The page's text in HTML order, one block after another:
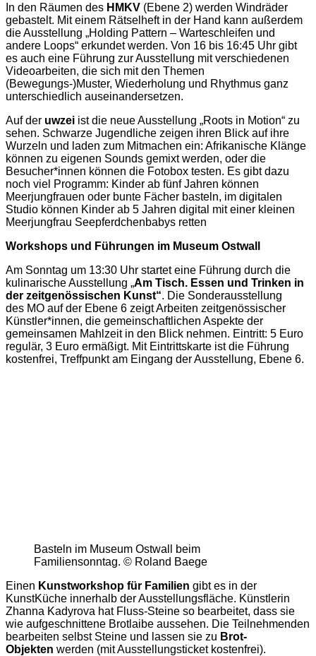
In den Räumen des HMKV (Ebene 2) werden Windräder
gebastelt. Mit einem Rätselheft in der Hand kann außerdem
die Ausstellung „Holding Pattern – Warteschleifen und
andere Loops“ erkundet werden. Von 16 bis 16:45 Uhr gibt
es auch eine Führung zur Ausstellung mit verschiedenen
Videoarbeiten, die sich mit den Themen
(Bewegungs-)Muster, Wiederholung und Rhythmus ganz
unterschiedlich auseinandersetzen.
Auf der uwzei ist die neue Ausstellung „Roots in Motion“ zu
sehen. Schwarze Jugendliche zeigen ihren Blick auf ihre
Wurzeln und laden zum Mitmachen ein: Afrikanische Klänge
können zu eigenen Sounds gemixt werden, oder die
Besucher*innen können die Fotobox testen. Es gibt dazu
noch viel Programm: Kinder ab fünf Jahren können
Meerjungfrauen oder bunte Fächer basteln, im digitalen
Studio können Kinder ab 5 Jahren digital mit einer kleinen
Meerjungfrau Seepferdchenbabys retten
Workshops und Führungen im Museum Ostwall
Am Sonntag um 13:30 Uhr startet eine Führung durch die
kulinarische Ausstellung „Am Tisch. Essen und Trinken in
der zeitgenössischen Kunst“. Die Sonderausstellung
des MO auf der Ebene 6 zeigt Arbeiten zeitgenössischer
Künstler*innen, die gemeinschaftlichen Aspekte der
gemeinsamen Mahlzeit in den Blick nehmen. Eintritt: 5 Euro
regulär, 3 Euro ermäßigt. Mit Eintrittskarte ist die Führung
kostenfrei, Treffpunkt am Eingang der Ausstellung, Ebene 6.
Basteln im Museum Ostwall beim
Familiensonntag. © Roland Baege
Einen Kunstworkshop für Familien gibt es in der
KunstKüche innerhalb der Ausstellungsfläche. Künstlerin
Zhanna Kadyrova hat Fluss-Steine so bearbeitet, dass sie
wie aufgeschnittene Brotlaibe aussehen. Die Teilnehmenden
bearbeiten selbst Steine und lassen sie zu Brot-
Objekten werden (mit Ausstellungsticket kostenfrei).